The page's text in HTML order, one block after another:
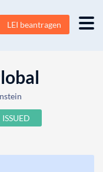
LEI beantragen
ISSUED